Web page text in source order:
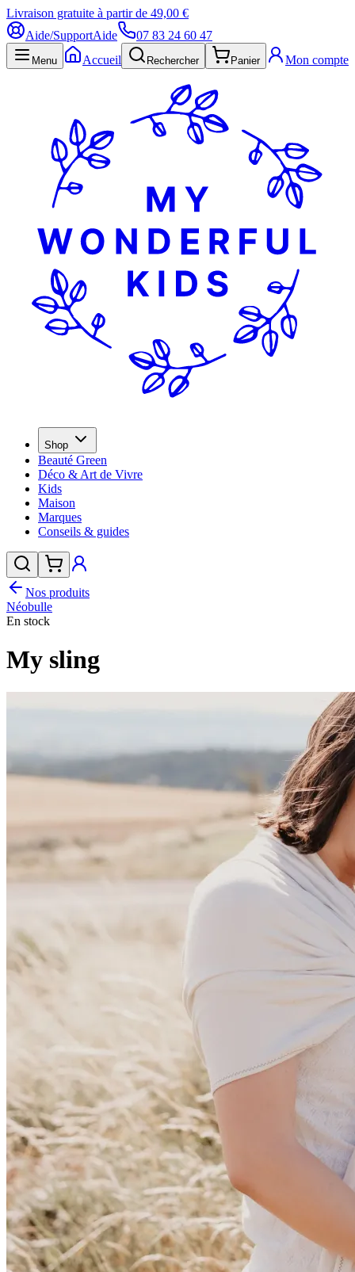
Livraison gratuite à partir de 49,00 €
Aide/SupportAide 07 83 24 60 47
Menu Accueil Rechercher Panier Mon compte
Shop
Beauté Green
Déco & Art de Vivre
Kids
Maison
Marques
Conseils & guides
Nos produits
Néobulle
En stock
My sling